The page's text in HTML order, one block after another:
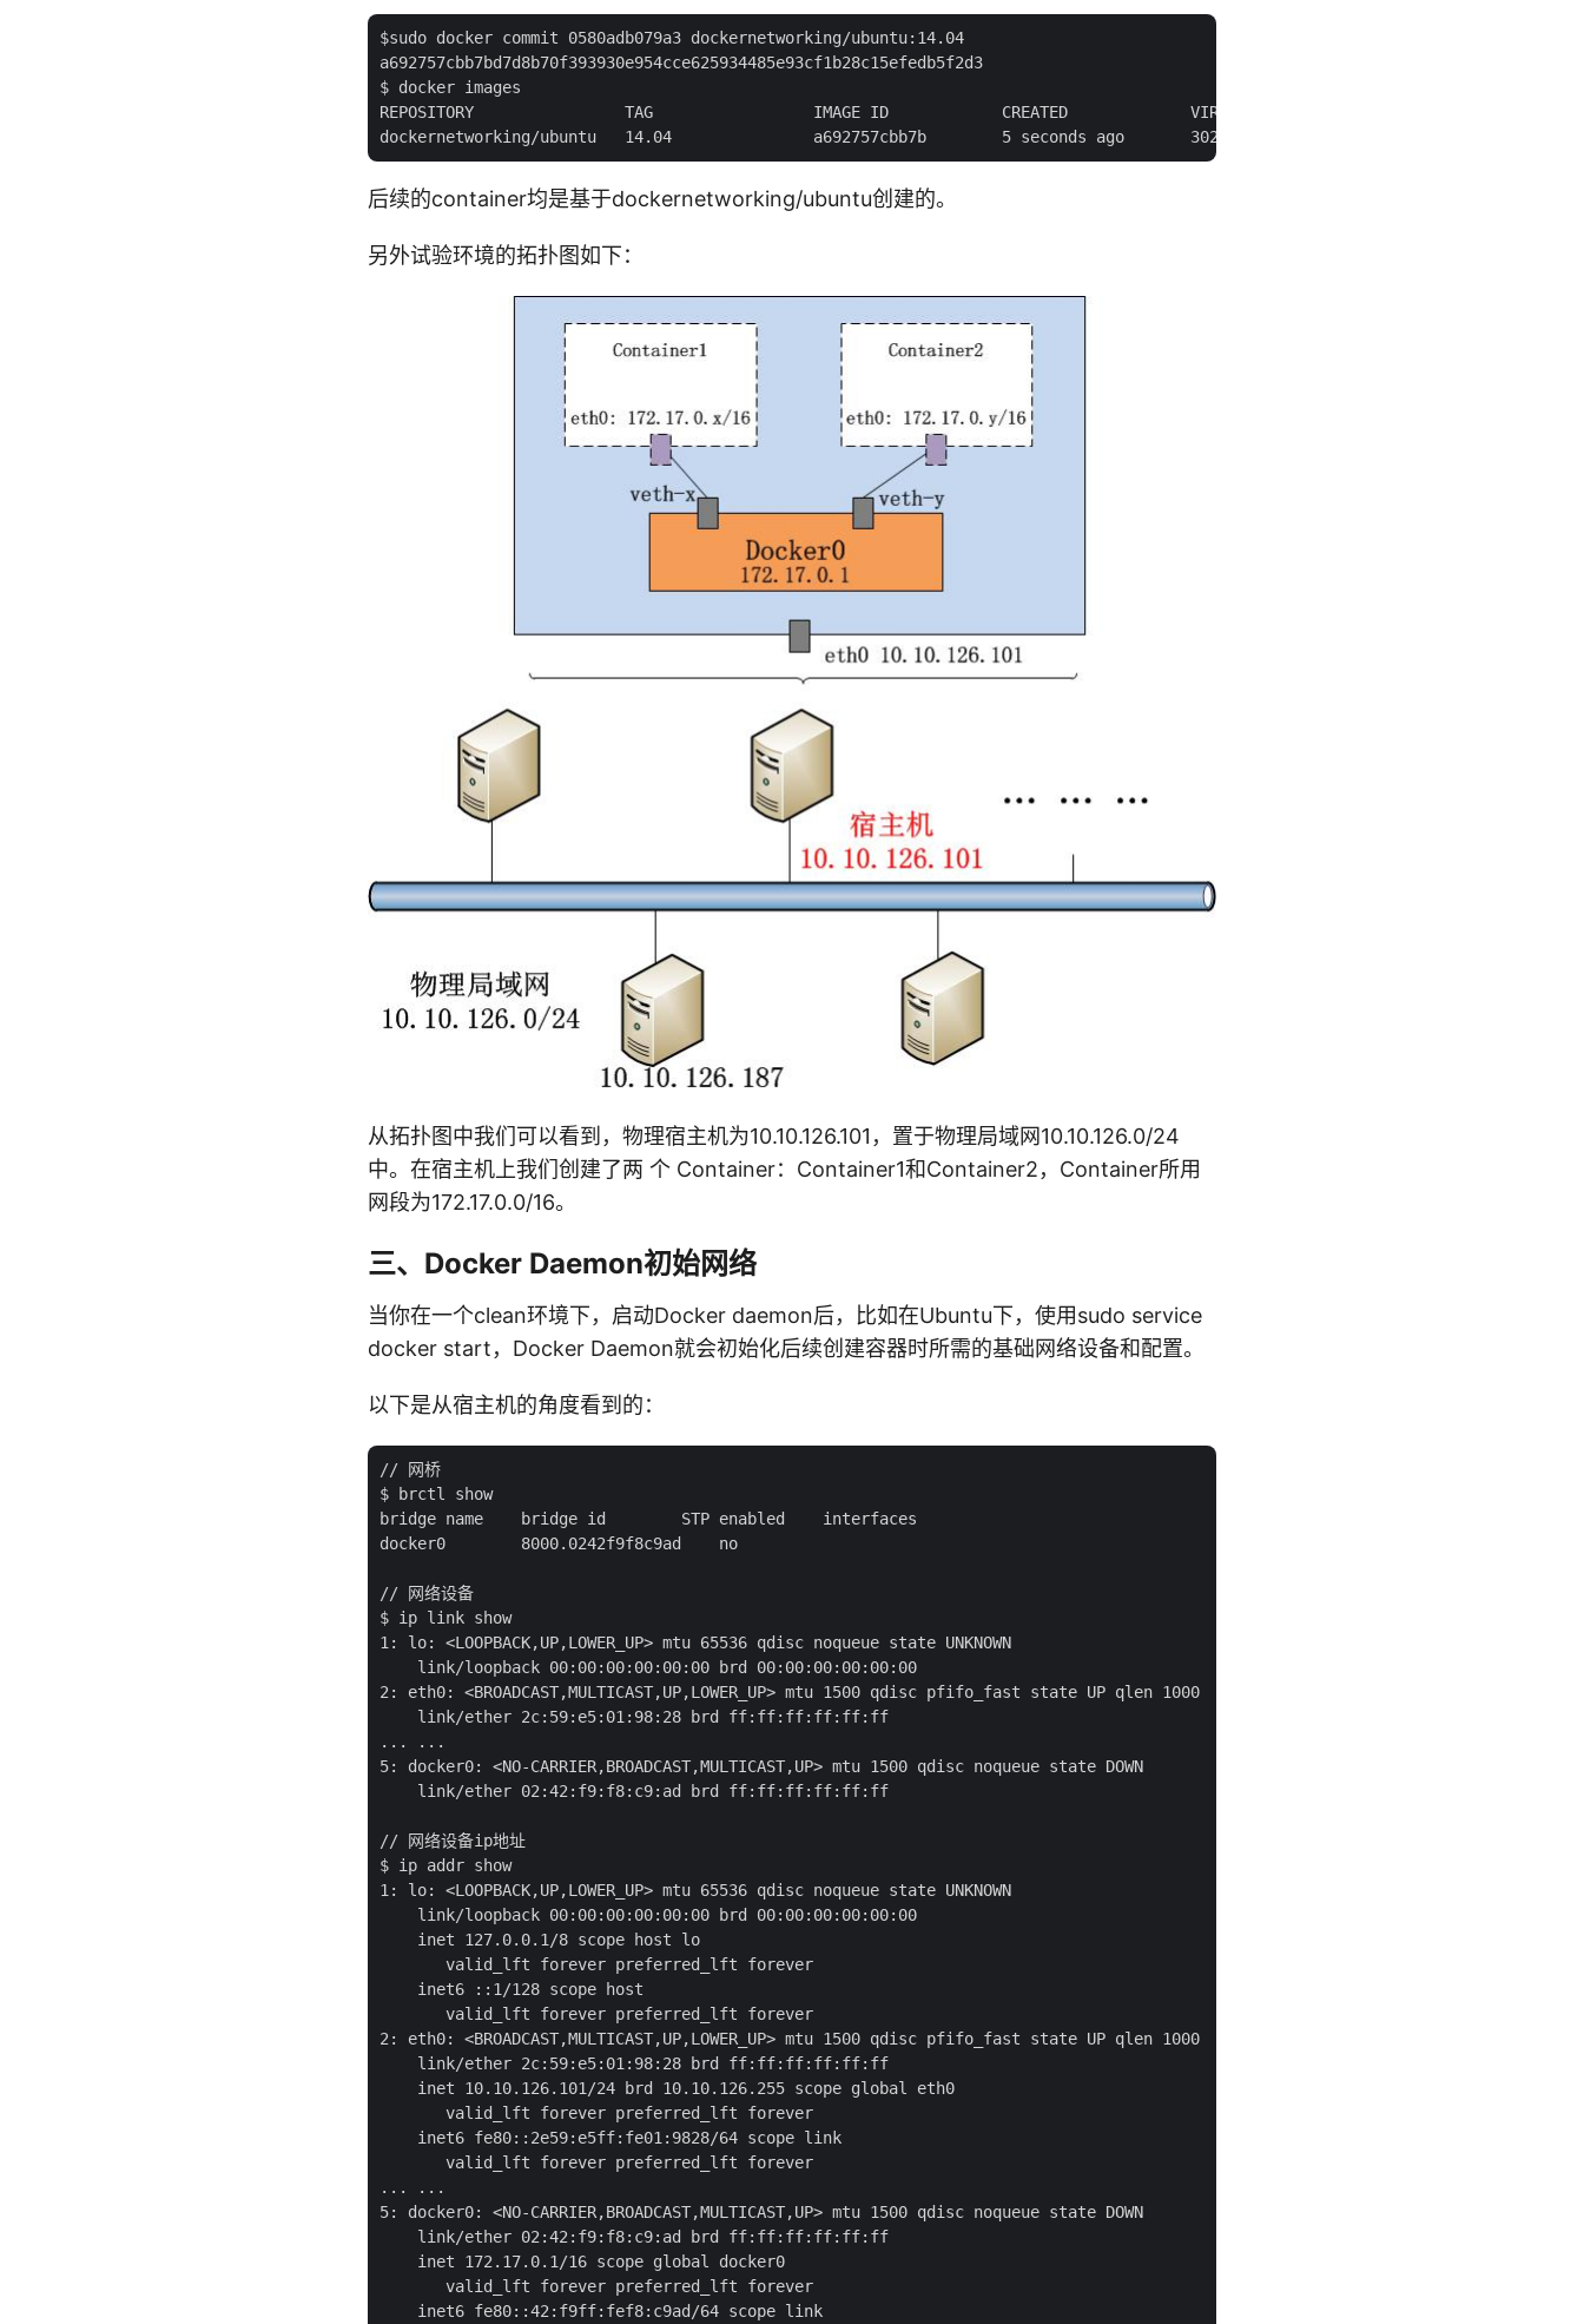
$sudo docker commit 0580adb079a3 dockernetworking/ubuntu:14.04
a692757cbb7bd7d8b70f393930e954cce625934485e93cf1b28c15efedb5f2d3
$ docker images
REPOSITORY                TAG                 IMAGE ID            CREATED             VIRTUAL SIZE
后续的container均是基于dockernetworking/ubuntu创建的。
另外试验环境的拓扑图如下：
从拓扑图中我们可以看到，物理宿主机为10.10.126.101，置于物理局域网10.10.126.0/24
中。在宿主机上我们创建了两 个 Container：Container1和Container2，Container所用
网段为172.17.0.0/16。
三、Docker Daemon初始网络
当你在一个clean环境下，启动Docker daemon后，比如在Ubuntu下，使用sudo service
docker start，Docker Daemon就会初始化后续创建容器时所需的基础网络设备和配置。
以下是从宿主机的角度看到的：
// 网桥
$ brctl show
bridge name    bridge id        STP enabled    interfaces
docker0        8000.0242f9f8c9ad    no
// 网络设备
$ ip link show
1: lo: <LOOPBACK,UP,LOWER_UP> mtu 65536 qdisc noqueue state UNKNOWN
    link/loopback 00:00:00:00:00:00 brd 00:00:00:00:00:00
2: eth0: <BROADCAST,MULTICAST,UP,LOWER_UP> mtu 1500 qdisc pfifo_fast state UP qlen 1000
    link/ether 2c:59:e5:01:98:28 brd ff:ff:ff:ff:ff:ff
... ...
5: docker0: <NO-CARRIER,BROADCAST,MULTICAST,UP> mtu 1500 qdisc noqueue state DOWN
    link/ether 02:42:f9:f8:c9:ad brd ff:ff:ff:ff:ff:ff
// 网络设备ip地址
$ ip addr show
1: lo: <LOOPBACK,UP,LOWER_UP> mtu 65536 qdisc noqueue state UNKNOWN
    link/loopback 00:00:00:00:00:00 brd 00:00:00:00:00:00
    inet 127.0.0.1/8 scope host lo
       valid_lft forever preferred_lft forever
    inet6 ::1/128 scope host
       valid_lft forever preferred_lft forever
2: eth0: <BROADCAST,MULTICAST,UP,LOWER_UP> mtu 1500 qdisc pfifo_fast state UP qlen 1000
    link/ether 2c:59:e5:01:98:28 brd ff:ff:ff:ff:ff:ff
    inet 10.10.126.101/24 brd 10.10.126.255 scope global eth0
       valid_lft forever preferred_lft forever
    inet6 fe80::2e59:e5ff:fe01:9828/64 scope link
       valid_lft forever preferred_lft forever
... ...
5: docker0: <NO-CARRIER,BROADCAST,MULTICAST,UP> mtu 1500 qdisc noqueue state DOWN
    link/ether 02:42:f9:f8:c9:ad brd ff:ff:ff:ff:ff:ff
    inet 172.17.0.1/16 scope global docker0
       valid_lft forever preferred_lft forever
    inet6 fe80::42:f9ff:fef8:c9ad/64 scope link